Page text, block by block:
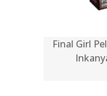
Final Girl